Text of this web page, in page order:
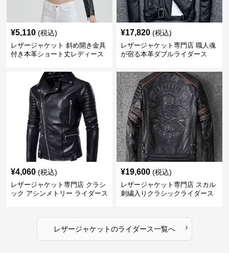
¥5,110 (税込)
レザージャケット 斜め開き金具
付き本革ショート丈レディース
¥17,820 (税込)
レザージャケット専門店 職人魂
が宿る本革ダブルライダース
¥4,060 (税込)
レザージャケット専門店 クラシ
ック アシンメトリー ライダース
¥19,600 (税込)
レザージャケット専門店 スカル
刺繍入りクラシックライダース
レザージャケットのライダース一覧へ ›